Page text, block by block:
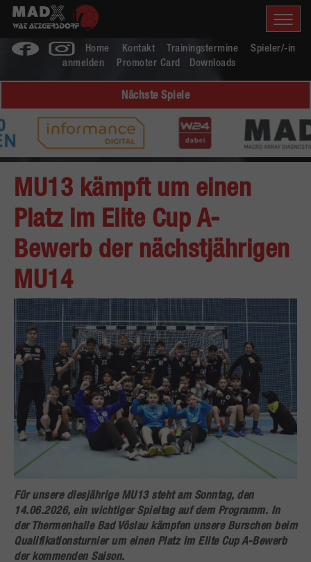
Home Kontakt Trainingstermine
Spieler/-in
anmelden
Promoter Card Downloads
Nächste Spiele
MU13 kämpft um einen
Platz im Elite Cup A-
Bewerb der nächstjährigen
MU14
Für unsere diesjährige MU13 steht am Sonntag, den
14.06.2026, ein wichtiger Spieltag auf dem Programm. In
der Thermenhalle Bad Vöslau kämpfen unsere Burschen beim
Qualifikationsturnier um einen Platz im Elite Cup A-Bewerb
der kommenden Saison.